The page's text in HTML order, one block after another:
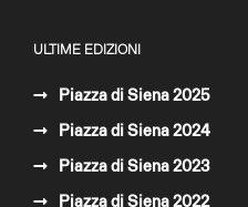
ULTIME EDIZIONI
Piazza di Siena 2025
Piazza di Siena 2024
Piazza di Siena 2023
Piazza di Siena 2022